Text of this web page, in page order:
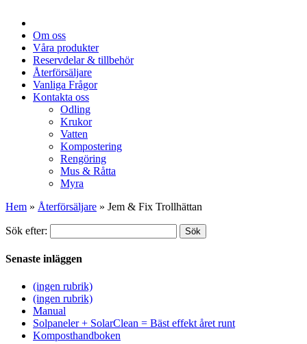
Om oss
Våra produkter
Reservdelar & tillbehör
Återförsäljare
Vanliga Frågor
Kontakta oss
Odling
Krukor
Vatten
Kompostering
Rengöring
Mus & Råtta
Myra
Hem » Återförsäljare » Jem & Fix Trollhättan
Sök efter: Sök
Senaste inläggen
(ingen rubrik)
(ingen rubrik)
Manual
Solpaneler + SolarClean = Bäst effekt året runt
Komposthandboken